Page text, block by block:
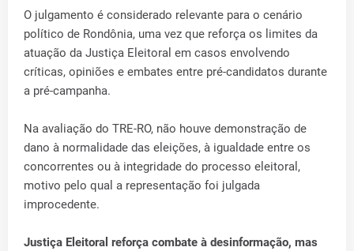
O julgamento é considerado relevante para o cenário
político de Rondônia, uma vez que reforça os limites da
atuação da Justiça Eleitoral em casos envolvendo
críticas, opiniões e embates entre pré-candidatos durante
a pré-campanha.
Na avaliação do TRE-RO, não houve demonstração de
dano à normalidade das eleições, à igualdade entre os
concorrentes ou à integridade do processo eleitoral,
motivo pelo qual a representação foi julgada
improcedente.
Justiça Eleitoral reforça combate à desinformação, mas